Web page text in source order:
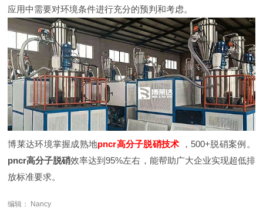
应用中需要对环境条件进行充分的预判和考虑。
博莱达环境掌握成熟地pncr高分子脱硝技术
，500+脱硝案例。
pncr高分子脱硝效率达到95%左右，能帮助广大企业实现超低排
放标准要求。
编辑： Nancy